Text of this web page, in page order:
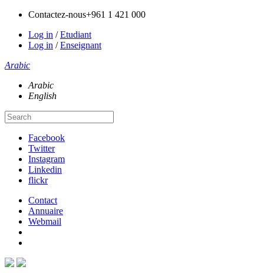
Contactez-nous+961 1 421 000
Log in /Etudiant
Log in /Enseignant
Arabic
Arabic
English
Facebook
Twitter
Instagram
Linkedin
flickr
Contact
Annuaire
Webmail